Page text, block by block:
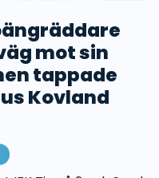
mot sin
tappade
Kovland